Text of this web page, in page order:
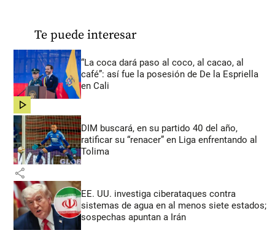
Te puede interesar
“La coca dará paso al coco, al cacao, al
café”: así fue la posesión de De la Espriella
en Cali
share
DIM buscará, en su partido 40 del año,
ratificar su “renacer” en Liga enfrentando al
Tolima
share
EE. UU. investiga ciberataques contra
sistemas de agua en al menos siete estados;
sospechas apuntan a Irán